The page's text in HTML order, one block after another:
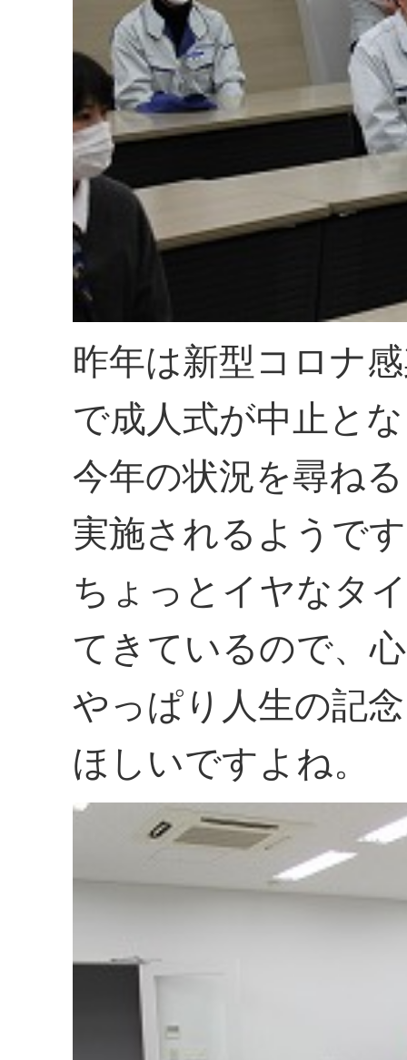
昨年は新型コロナ
で成人式が中止と
今年の状況を尋ね
実施されるようで
ちょっとイヤなタ
てきているので、
やっぱり人生の記
ほしいですよね。